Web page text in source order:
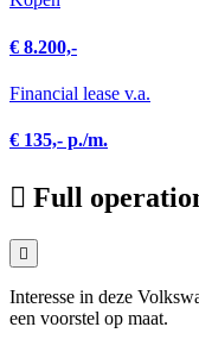
€ 8.200,-
Financial lease v.a.
€ 135,- p./m.
Full
Interesse in deze
een voorstel op maat.